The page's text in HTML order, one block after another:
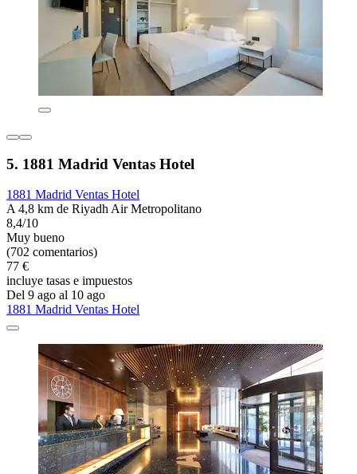
5. 1881 Madrid Ventas Hotel
1881 Madrid Ventas Hotel
A 4,8 km de Riyadh Air Metropolitano
8,4/10
Muy bueno
(702 comentarios)
77 €
incluye tasas e impuestos
Del 9 ago al 10 ago
1881 Madrid Ventas Hotel